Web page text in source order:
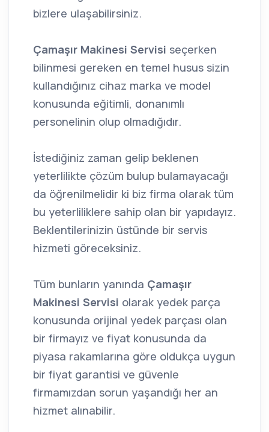
bizlere ulaşabilirsiniz.
Çamaşır Makinesi Servisi seçerken
bilinmesi gereken en temel husus sizin
kullandığınız cihaz marka ve model
konusunda eğitimli, donanımlı
personelinin olup olmadığıdır.
İstediğiniz zaman gelip beklenen
yeterlilikte çözüm bulup bulamayacağı
da öğrenilmelidir ki biz firma olarak tüm
bu yeterliliklere sahip olan bir yapıdayız.
Beklentilerinizin üstünde bir servis
hizmeti göreceksiniz.
Tüm bunların yanında Çamaşır
Makinesi Servisi olarak yedek parça
konusunda orijinal yedek parçası olan
bir firmayız ve fiyat konusunda da
piyasa rakamlarına göre oldukça uygun
bir fiyat garantisi ve güvenle
firmamızdan sorun yaşandığı her an
hizmet alınabilir.